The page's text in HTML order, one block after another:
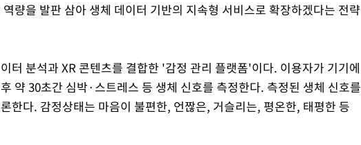
량을 발판 삼아 생체 데이터 기반의 지속형 서비스로 확장하겠다는 전략
터 분석과 XR 콘텐츠를 결합한 '감정 관리 플랫폼'이다. 이용자가 기기에
약 30초간 심박·스트레스 등 생체 신호를 측정한다. 측정된 생체 신호를
한다. 감정상태는 마음이 불편한, 언짢은, 거슬리는, 평온한, 태평한 등